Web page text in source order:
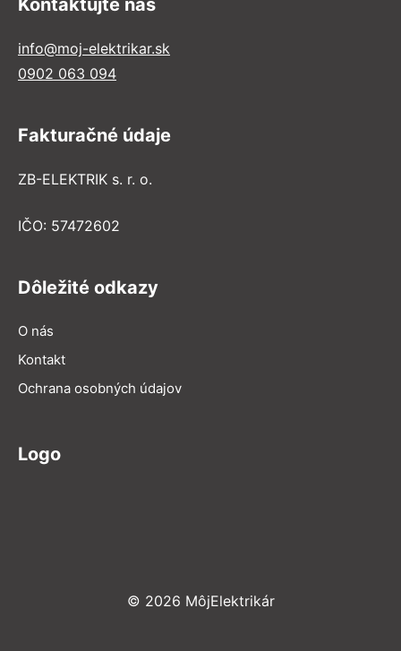
info@moj-elektrikar.sk
0902 063 094
Fakturačné údaje
ZB-ELEKTRIK s. r. o.
IČO: 57472602
Dôležité odkazy
O nás
Kontakt
Ochrana osobných údajov
Logo
© 2026 MôjElektrikár